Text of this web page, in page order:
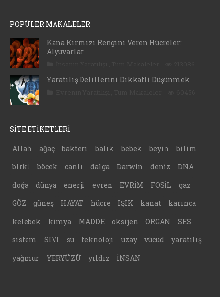
POPÜLER MAKALELER
Kana Kırmızı Rengini Veren Hücreler:
Alyuvarlar
Yaratılış Delillerini Dikkatli Düşünmek
SİTE ETİKETLERİ
Allah ağaç bakteri balık bebek beyin
bilim
bitki
böcek canlı dalga Darwin deniz
DNA
doğa
dünya enerji evren EVRİM FOSİL
gaz
GÖZ
güneş HAYAT hücre IŞIK kanat
karınca
kelebek
kimya MADDE oksijen ORGAN
SES
sistem
SIVI su teknoloji uzay vücud
yaratılış
yağmur
YERYÜZÜ yıldız İNSAN